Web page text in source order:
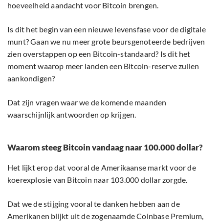
hoeveelheid aandacht voor Bitcoin brengen.
Is dit het begin van een nieuwe levensfase voor de digitale
munt? Gaan we nu meer grote beursgenoteerde bedrijven
zien overstappen op een Bitcoin-standaard? Is dit het
moment waarop meer landen een Bitcoin-reserve zullen
aankondigen?
Dat zijn vragen waar we de komende maanden
waarschijnlijk antwoorden op krijgen.
Waarom steeg Bitcoin vandaag naar 100.000 dollar?
Het lijkt erop dat vooral de Amerikaanse markt voor de
koerexplosie van Bitcoin naar 103.000 dollar zorgde.
Dat we de stijging vooral te danken hebben aan de
Amerikanen blijkt uit de zogenaamde Coinbase Premium,